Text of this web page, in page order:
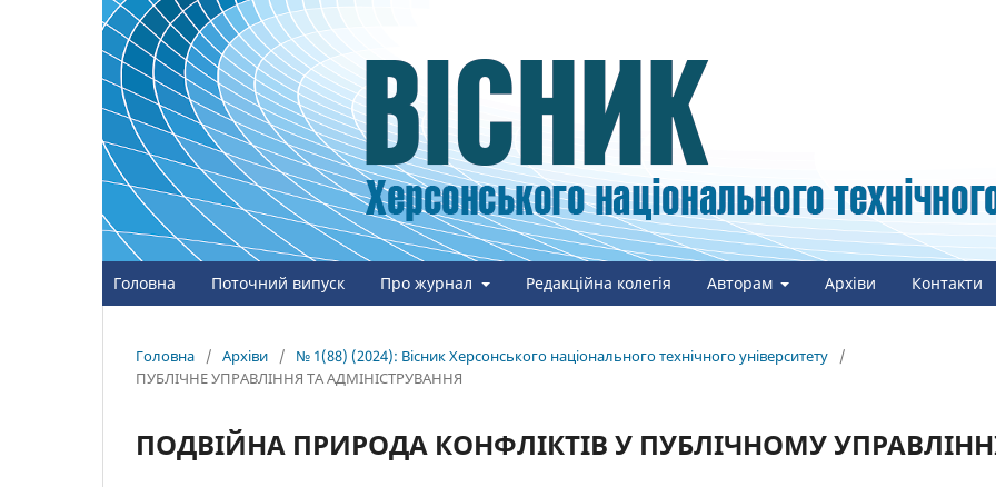
Головна Поточний випуск Про журнал Редакційна колегія Авторам Архіви Контакти
Головна / Архіви / № 1(88) (2024): Вісник Херсонського національного технічного університету
/
ПУБЛІЧНЕ УПРАВЛІННЯ ТА АДМІНІСТРУВАННЯ
ПОДВІЙНА ПРИРОДА КОНФЛІКТІВ У ПУБЛІЧНОМУ